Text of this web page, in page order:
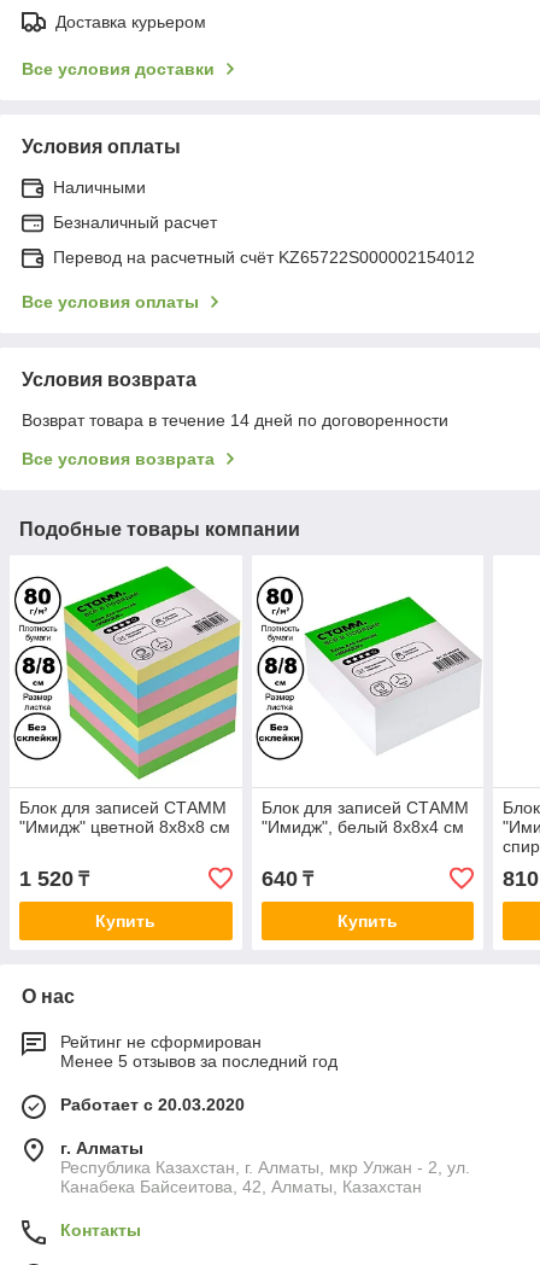
Доставка курьером
Все условия доставки
Условия оплаты
Наличными
Безналичный расчет
Перевод на расчетный счёт KZ65722S000002154012
Все условия оплаты
Условия возврата
Возврат товара в течение 14 дней по договоренности
Все условия возврата
Подобные товары компании
Блок для записей СТАММ
"Имидж" цветной 8х8х8 см
1 520 ₸
Купить
Блок для записей СТАММ
"Имидж", белый 8х8х4 см
640₸
Купить
810
О нас
Рейтинг не сформирован
Менее 5 отзывов за последний год
Работает с 20.03.2020
г. Алматы
Республика Казахстан, г. Алматы, мкр Улжан - 2, ул.
Канабека Байсеитова, 42, Алматы, Казахстан
Контакты